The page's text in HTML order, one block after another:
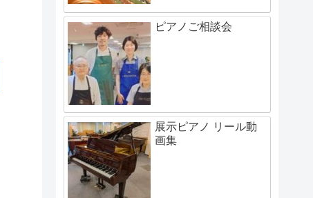
ピアノご相談会
展示ピアノ リール動
画集